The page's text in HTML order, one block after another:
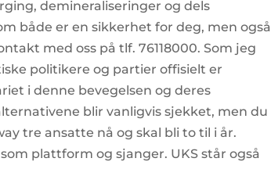
demineraliseringer og dels
både er en sikkerhet for deg, men også
med oss på tlf. 76118000. Som jeg
politikere og partier offisielt er
i denne bevegelsen og deres
blir vanligvis sjekket, men du
tre ansatte nå og skal bli to til i år.
plattform og sjanger. UKS står også